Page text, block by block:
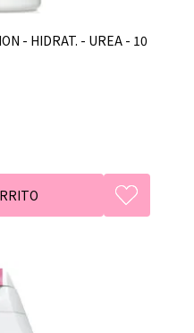
- HIDRAT. - UREA - 10